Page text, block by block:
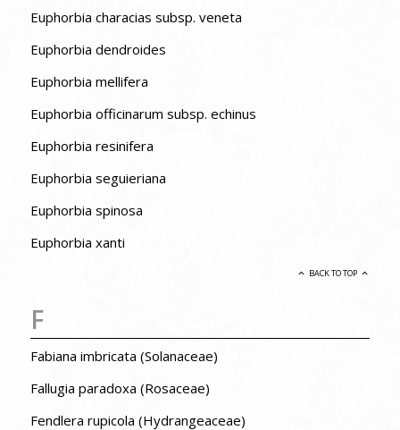
Euphorbia characias subsp. veneta
Euphorbia dendroides
Euphorbia mellifera
Euphorbia officinarum subsp. echinus
Euphorbia resinifera
Euphorbia seguieriana
Euphorbia spinosa
Euphorbia xanti
BACK TO TOP
F
Fabiana imbricata (Solanaceae)
Fallugia paradoxa (Rosaceae)
Fendlera rupicola (Hydrangeaceae)